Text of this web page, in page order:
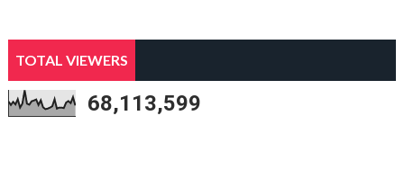
TOTAL VIEWERS
68,113,599